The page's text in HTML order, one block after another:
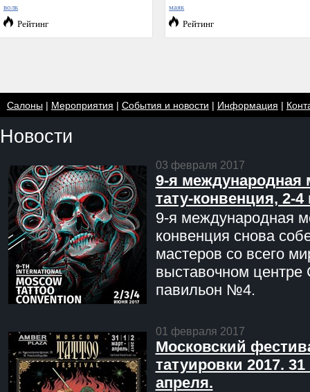
волк
Рейтинг
маяк
Рейтинг
Салоны| Мероприятия | События и новости | Информация |
Новости
03 февраля 2017
9-я международная
тату-конвенция, 2-
9-я международная
конвенция снова
мастеров со всего
выставочном центре
павильон №4.
01 февраля 2017
Московский
татуировки 2017. 31
апреля.